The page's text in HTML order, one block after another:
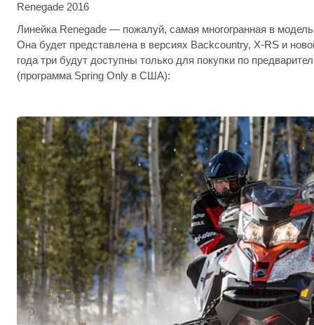
Renegade 2016
Линейка Renegade — пожалуй, самая многогранная в
Она будет представлена в версиях Backcountry, X-RS и
года три будут доступны только для покупки по
(программа Spring Only в США):